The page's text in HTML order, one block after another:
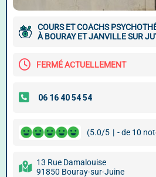
COURS ET COACHS
À BOURAY ET JANVILLE SUR
FERMÉ ACTUELLEMENT
(5.0/5 | - de 10
13 Rue Damalouise
91850 Bouray-sur-Juine